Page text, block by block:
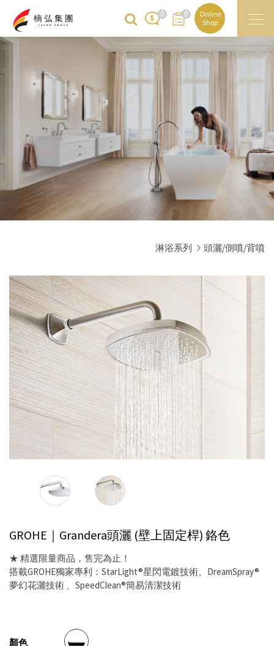
0 0
Online
Shop
淋浴系列 頭灑/側噴/背噴
GROHE｜Grandera頭灑 (壁上固定桿) 鉻色
★ 精選限量商品，售完為止！
搭載GROHE獨家專利：StarLight®星閃電鍍技術、DreamSpray®
夢幻花灑技術 、SpeedClean®簡易清潔技術
顏色